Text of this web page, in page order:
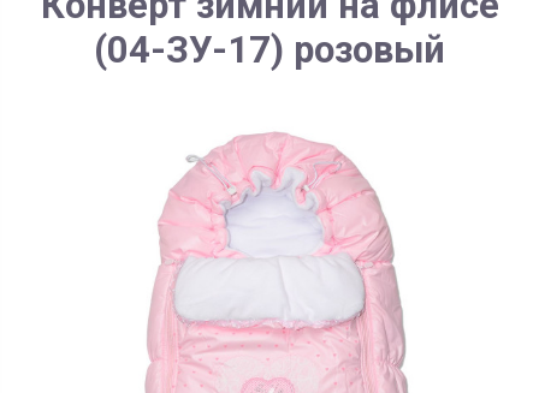
(04-ЗУ-17) розовый